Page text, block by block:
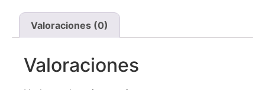
Valoraciones (0)
Valoraciones